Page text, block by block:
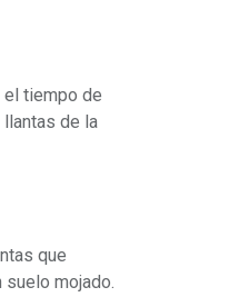
el tiempo de
de la
que
mojado.